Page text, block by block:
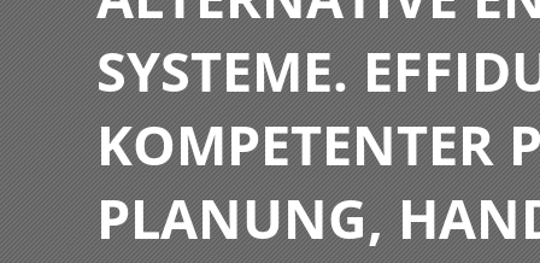
SYSTEME.
KOMPETENTER
PLANUNG,